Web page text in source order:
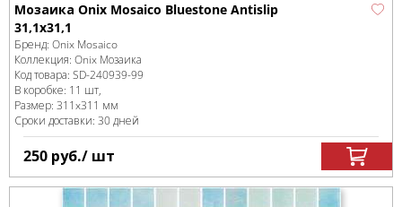
Мозаика Onix Mosaico Bluestone Antislip
31,1x31,1
Бренд: Onix Mosaico
Коллекция: Onix Мозаика
Код товара: SD-240939-99
В коробке: 11 шт,
Размер: 311x311 мм
Сроки доставки: 30 дней
250 руб./ шт